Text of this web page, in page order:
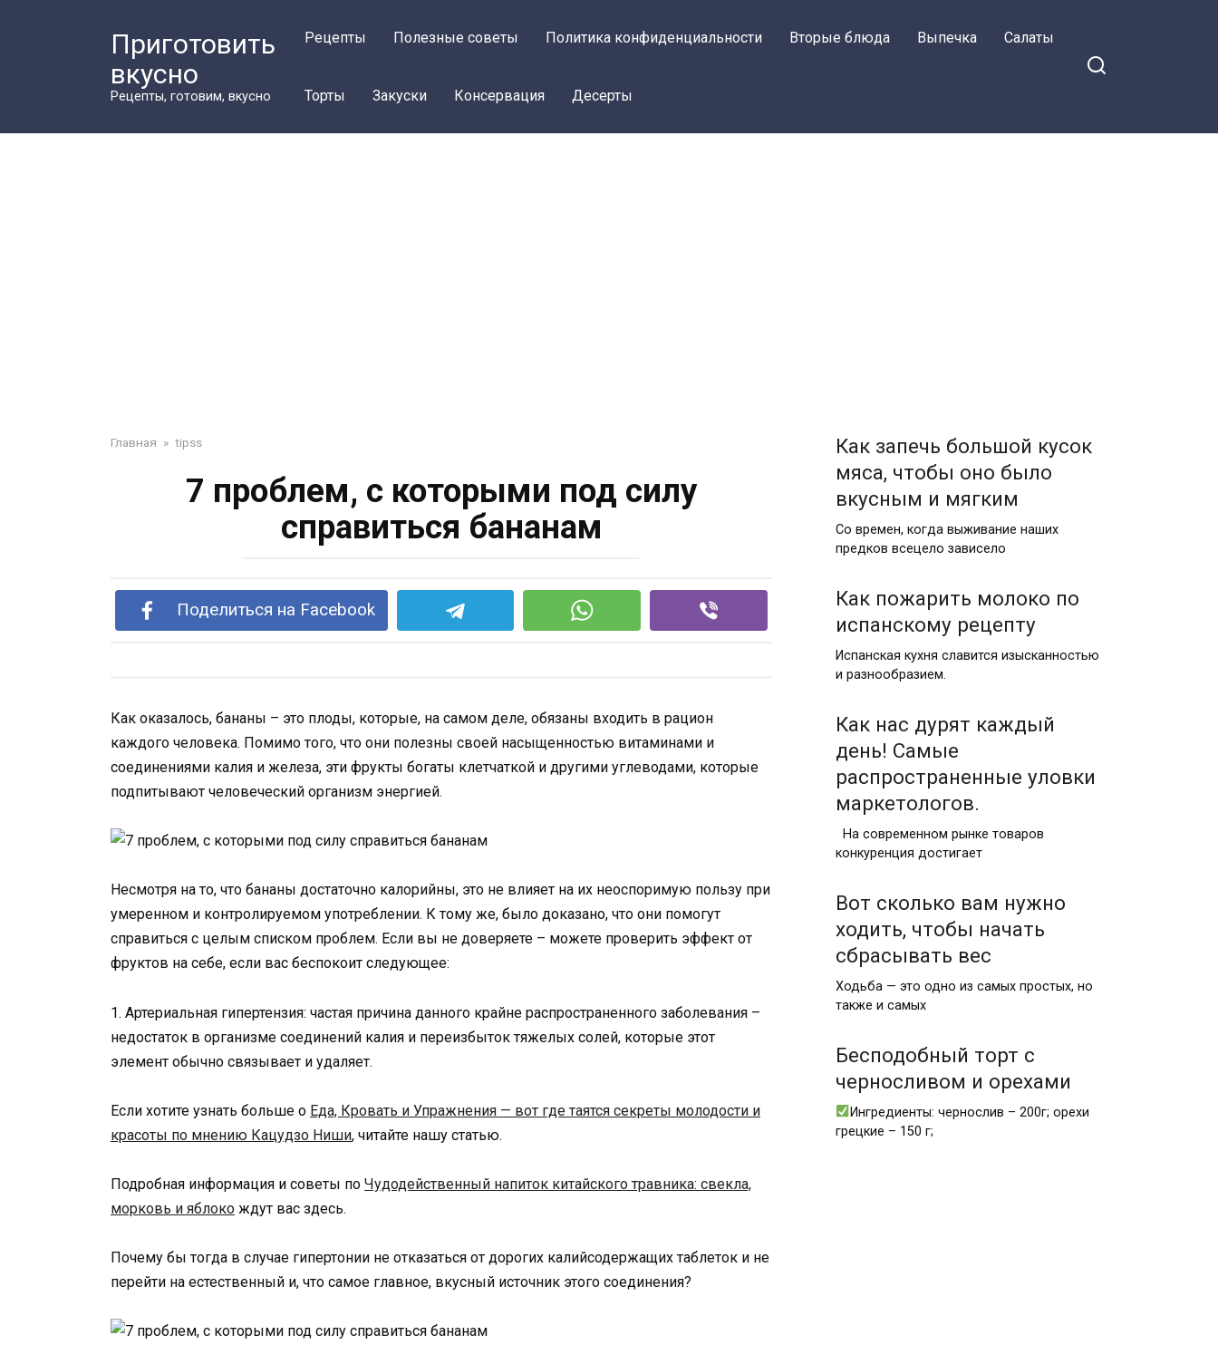
Приготовить
вкусно
Рецепты, готовим, вкусно
Рецепты Полезные советы Политика конфиденциальности Вторые блюда Выпечка Салаты
Торты Закуски Консервация Десерты
Главная » tipss
7 проблем, с которыми под силу
справиться бананам
Поделиться на Facebook
Как оказалось, бананы – это плоды, которые, на самом деле, обязаны входить в рацион
каждого человека. Помимо того, что они полезны своей насыщенностью витаминами и
соединениями калия и железа, эти фрукты богаты клетчаткой и другими углеводами, которые
подпитывают человеческий организм энергией.
Несмотря на то, что бананы достаточно калорийны, это не влияет на их неоспоримую пользу при
умеренном и контролируемом употреблении. К тому же, было доказано, что они помогут
справиться с целым списком проблем. Если вы не доверяете – можете проверить эффект от
фруктов на себе, если вас беспокоит следующее:
1. Артериальная гипертензия: частая причина данного крайне распространенного заболевания –
недостаток в организме соединений калия и переизбыток тяжелых солей, которые этот
элемент обычно связывает и удаляет.
Если хотите узнать больше о Еда, Кровать и Упражнения — вот где таятся секреты молодости и
красоты по мнению Кацудзо Ниши, читайте нашу статью.
Подробная информация и советы по Чудодейственный напиток китайского травника: свекла,
морковь и яблоко ждут вас здесь.
Почему бы тогда в случае гипертонии не отказаться от дорогих калийсодержащих таблеток и не
перейти на естественный и, что самое главное, вкусный источник этого соединения?
Как запечь большой кусок
мяса, чтобы оно было
вкусным и мягким
Со времен, когда выживание наших
предков всецело зависело
Как пожарить молоко по
испанскому рецепту
Испанская кухня славится изысканностью
и разнообразием.
Как нас дурят каждый
день! Самые
распространенные уловки
маркетологов.
На современном рынке товаров
конкуренция достигает
Вот сколько вам нужно
ходить, чтобы начать
сбрасывать вес
Ходьба — это одно из самых простых, но
также и самых
Бесподобный торт с
черносливом и орехами
Ингредиенты: чернослив – 200г; орехи
грецкие – 150 г;